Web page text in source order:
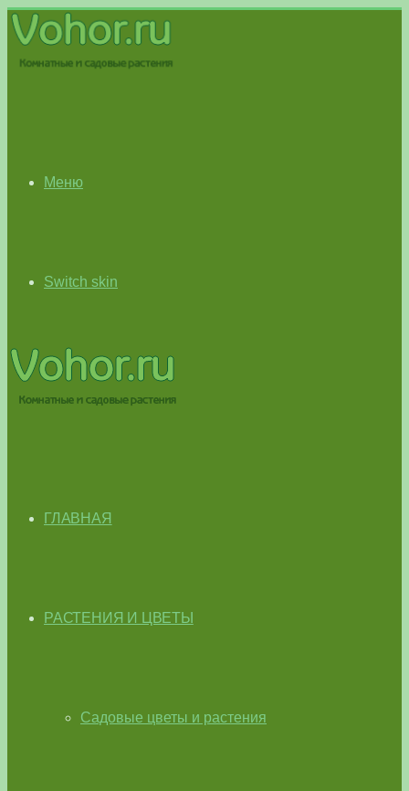
Меню
Switch skin
ГЛАВНАЯ
РАСТЕНИЯ И ЦВЕТЫ
Садовые цветы и растения